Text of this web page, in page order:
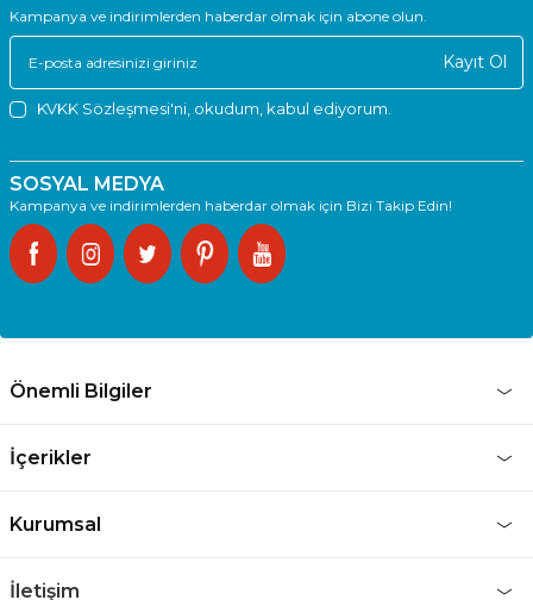
Kampanya ve indirimlerden haberdar olmak için abone olun.
Kayıt Ol
KVKK Sözleşmesi'ni , okudum, kabul ediyorum.
SOSYAL MEDYA
Kampanya ve indirimlerden haberdar olmak için Bizi Takip Edin!
Önemli Bilgiler
İçerikler
Kurumsal
İletişim